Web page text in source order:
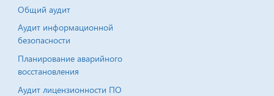
Общий аудит
Аудит информационной
безопасности
Планирование аварийного
восстановления
Аудит лицензионности ПО